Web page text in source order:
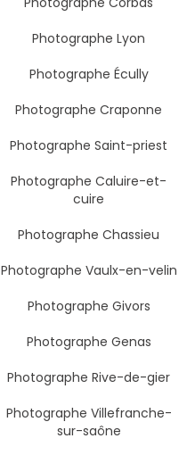
Photographe Lyon
Photographe Écully
Photographe Craponne
Photographe Saint-priest
Photographe Caluire-et-
cuire
Photographe Chassieu
Photographe Vaulx-en-velin
Photographe Givors
Photographe Genas
Photographe Rive-de-gier
Photographe Villefranche-
sur-saône